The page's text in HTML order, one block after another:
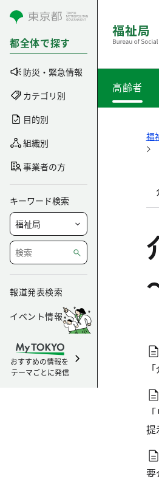
コンテンツにスキップ
都全体で探す
防災・緊急情報
カテゴリ別
目的別
組織別
事業者の方
キーワード検索
報道発表検索
イベント情報
おすすめの情報を
テーマごとに発信
高齢者
福
提
要